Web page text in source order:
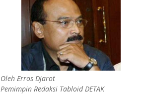
Oleh Erros Djarot
Pemimpin Redaksi Tabloid DETAK